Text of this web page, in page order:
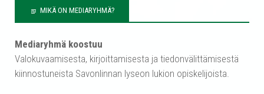
MIKÄ ON MEDIARYHMÄ?
Mediaryhmä koostuu
Valokuvaamisesta, kirjoittamisesta ja tiedonvälittämisestä
kiinnostuneista Savonlinnan lyseon lukion opiskelijoista.